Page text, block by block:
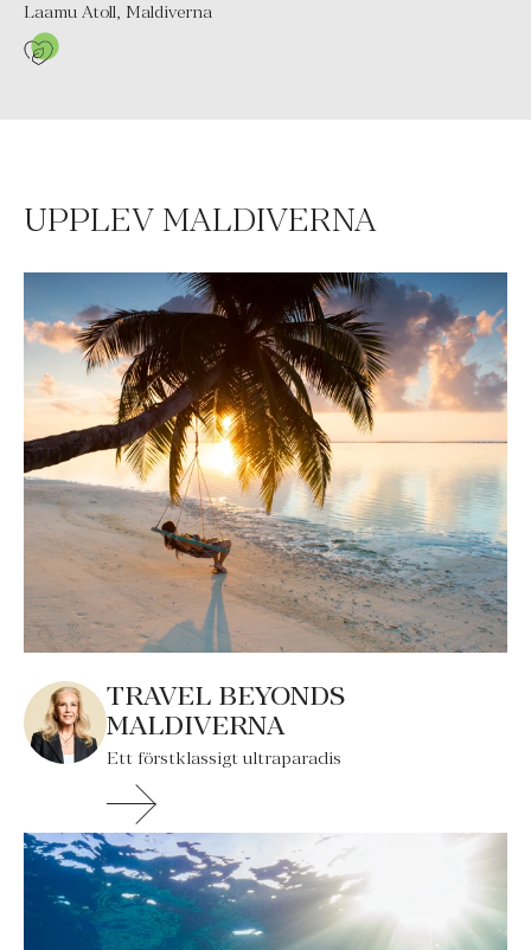
Laamu Atoll, Maldiverna
UPPLEV MALDIVERNA
TRAVEL BEYONDS
MALDIVERNA
Ett förstklassigt ultraparadis